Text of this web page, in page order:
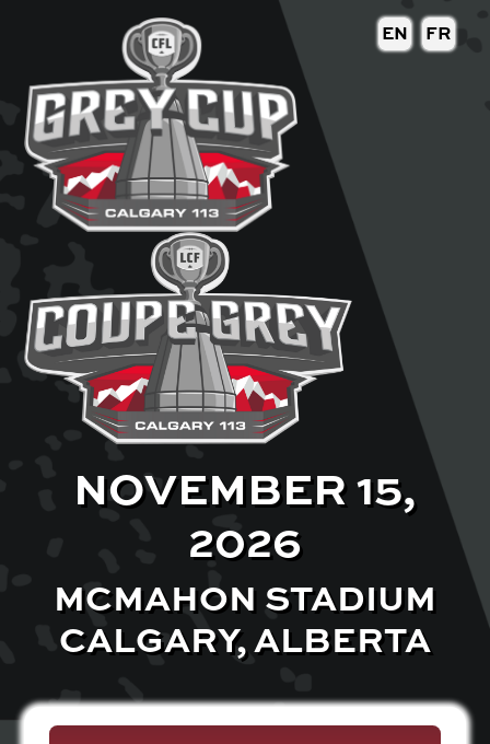
EN FR
NOVEMBER 15,
2026
MCMAHON STADIUM
CALGARY, ALBERTA